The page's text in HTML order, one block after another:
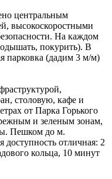
центральным
высокоскоростными
На каждом
покурить). В
парковка (дадим 3 м/м)
столовую, кафе и
от Парка Горького
и зеленым зонам,
Пешком до м.
отличная: 2
кольца, 10 минут